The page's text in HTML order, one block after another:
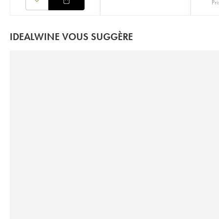
IDEALWINE VOUS SUGGÈRE